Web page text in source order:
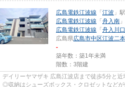
広島電鉄江波線 「 江波 」
広島電鉄江波線 「 舟入南
広島電鉄江波線 「 舟入川
広島県広島市中区江波二
-
築年数：築1年未満
階数：3階建
デイリーヤマザキ 広島江波店まで徒歩5分と
◎収納はシューズボックス・クロゼットなど